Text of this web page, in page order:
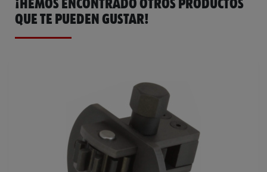
Peso del producto (por artículo) 474.000 g
Catálogo General 1952006455
¡HEMOS ENCONTRADO OTROS PRODUCTOS
QUE TE PUEDEN GUSTAR!